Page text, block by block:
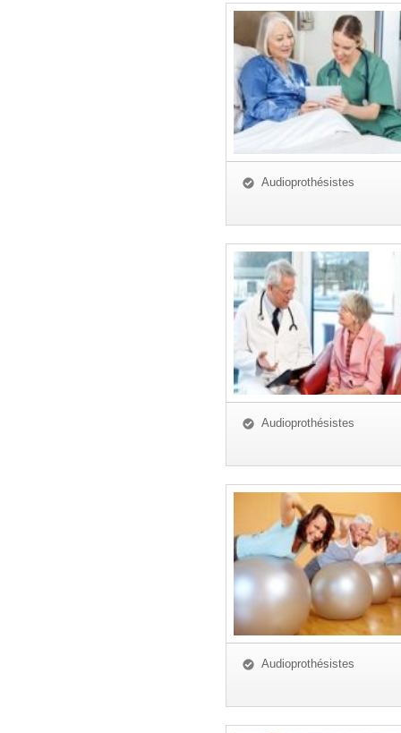
Audioprothésistes
Audioprothésistes
Audioprothésistes